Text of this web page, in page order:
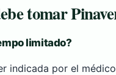
tomar
limitado?
indicada por el